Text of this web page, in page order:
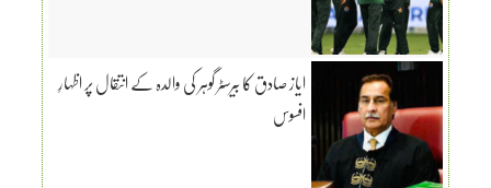
ایاز صادق کا بیرسٹر گوہر کی والدہ کے انتقال پر اظہارِ
افسوس